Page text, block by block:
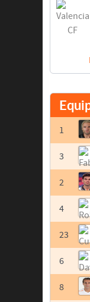
1
3
2
4
23
6
8